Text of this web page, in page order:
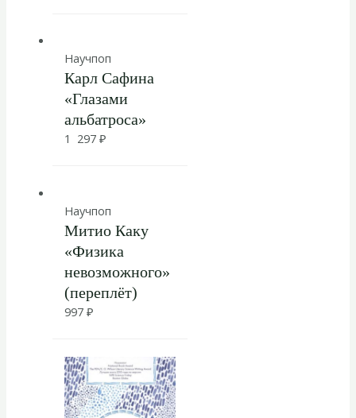
Научпоп
Карл Сафина
«Глазами
альбатроса»
1 297 ₽
Научпоп
Митио Каку
«Физика
невозможного»
(переплёт)
997 ₽